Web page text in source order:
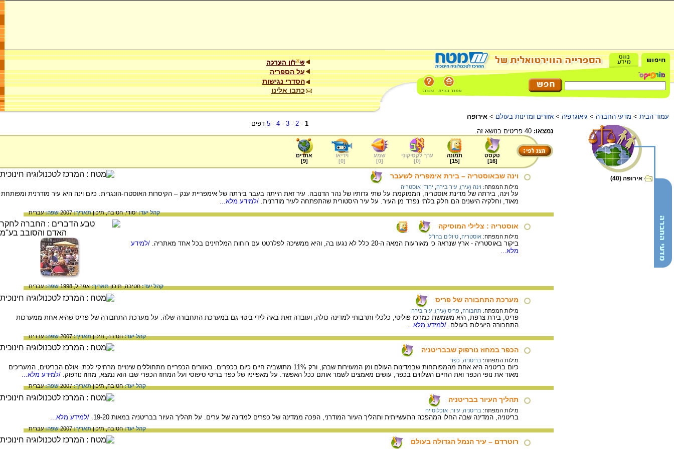
על הספריה
הסדרי נגישות
כתבו אלינו
עמוד הבית > מדעי החברה > גיאוגרפיה > אזורים ומדינות בעולם > אירופה
אירופה (40)
1
-
2
-
3
-
4
-
5 דפים
נמצאו:
טקסט
[
16
]
תמונה
[
15
]
ערך לקסיקוני
[
0
]
שמע
[
0
]
וידיאו
[
0
]
אתרים
[
9
]
וינה שבאוסטריה – בירת אימפריה לשעבר
מילות המפתח: וינה (עיר) עיר בירה יהודי אוסטריה
על וינה, בירתה של מדינת אוסטריה, הממוקמת על שתי גדותיו של נהר הדנובה. עיר זאת הייתה בעבר בירתה של אימפריית ענק – הקיסרות האוסטרו-הונגרית. כיום וינה היא עיר מודרנית ומפותחת
מאוד, וחלקיה הישנים הם חלק בלתי נפרד מן העיר. על עיר היסטורית שהתפתחה לעיר מודרנית. /למידע מלא...
קהל יעד:יסודי,חטיבה,תיכוןתאריך:2007 שפה:עברית
אוסטריה : צלילי המוסיקה
מילות המפתח: אוסטריה טיולים בחו"ל
ביקור באוסטריה - ארץ שנראה כי מאורעות המאה ה-20 כלל לא נגעו בה, והיא ממשיכה לפלרטט עם רוחות המלחינים בכל אחד מאתריה.
/למידע
מלא...
קהל יעד:חטיבה,תיכוןתאריך:אפריל, 1998 שפה:עברית
מערכת התחבורה של פריס
מילות המפתח: תחבורה פריס (עיר) עיר בירה
פריס, בירת צרפת, היא משמשת כמרכז פוליטי, כלכלי ותרבותי למדינה כולה, ועובדה זאת באה לידי ביטוי גם במערכת התחבורה שלה. על מערכת התחבורה של פריס שהיא אחת ממערכות
התחבורה היעילות בעולם. /למידע מלא...
קהל יעד:חטיבה,תיכוןתאריך:2007 שפה:עברית
הכפר במחוז נורפוק שבבריטניה
מילות המפתח: בריטניה כפר
כיום בריטניה היא אחת מהמפותחות שבמדינות העולם ומן המעוירות שבהן, ורק 11% מתושביה חיים כיום בכפרים. באזורים הכפריים מתחוללים שינויים מרחיקי לכת. אולם הבריטים, המעריכים
מאוד את נופי הכפר ואת החיים השלווים בכפר, עושים מאמצים לשמר אותם ככל האפשר. על מאפייניו של כפר בריטי טיפוסי ועל המחוז הכפרי שבו הוא נמצא, מחוז נורפוק. /למידע מלא...
קהל יעד:חטיבה,תיכוןתאריך:2007 שפה:עברית
תהליך העיור בבריטניה
מילות המפתח: בריטניה עיור אוכלוסייה
בריטניה, המדינה שבה החלו המהפכה התעשייתית ותהליך העיור המודרני, הפכה ממדינה של כפרים למדינה של ערים. על תהליך העיור בבריטניה במאות 19-20. /למידע מלא...
קהל יעד:חטיבה,תיכוןתאריך:2007 שפה:עברית
רוטרדם – עיר הנמל הגדולה בעולם